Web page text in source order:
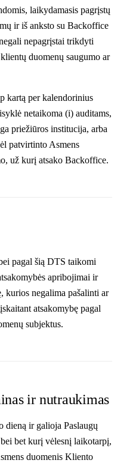
laikydamasis pagrįstų
ir iš anksto su Backoffice
nepagrįstai trikdyti
duomenų saugumo ar
kartą per kalendorinius
netaikoma (i) auditams,
priežiūros institucija, arba
patvirtinto Asmens
už kurį atsako Backoffice.
pagal šią DTS taikomi
apribojimai ir
kurios negalima pašalinti ar
atsakomybę pagal
subjektus.
ir nutraukimas
ir galioja Paslaugų
bet kurį vėlesnį laikotarpį,
duomenis Kliento